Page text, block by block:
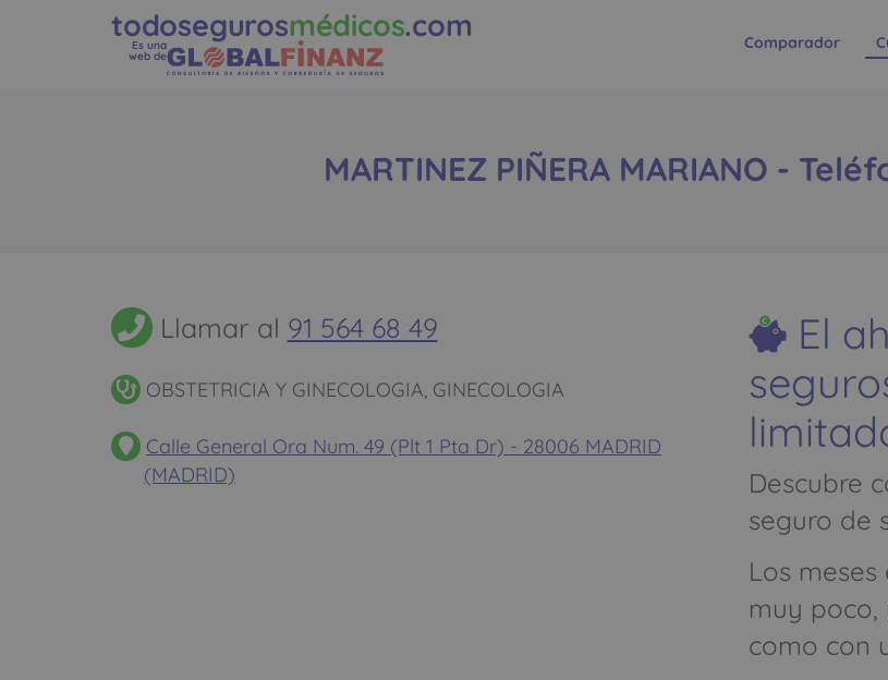
todosegurosmédicos.com
Es una
web de
Comparador
MARTINEZ PIÑERA MARIANO -
Llamar al 91 564 68 49
OBSTETRICIA Y GINECOLOGIA, GINECOLOGIA
Calle General Ora Num. 49 (Plt 1 Pta Dr) - 28006 MADRID
(MADRID)
El
Descubre
seguro de
Los
muy
como con